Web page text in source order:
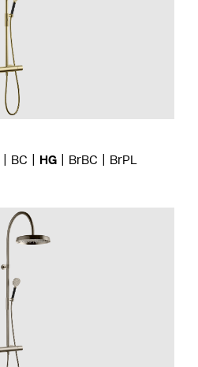
BC HG BrBC BrPL